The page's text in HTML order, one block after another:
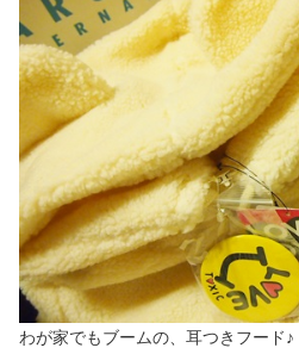
わが家でもブームの、耳つきフード♪